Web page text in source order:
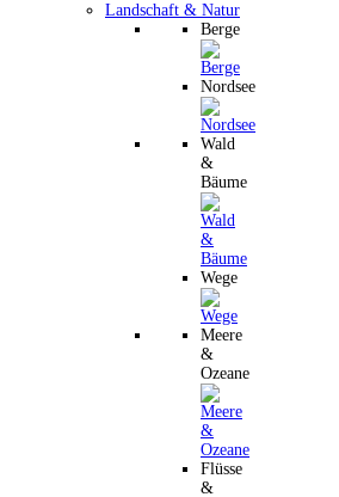
Landschaft & Natur
Berge
Nordsee
Wald
&
Bäume
Wege
Meere
&
Ozeane
Flüsse
&